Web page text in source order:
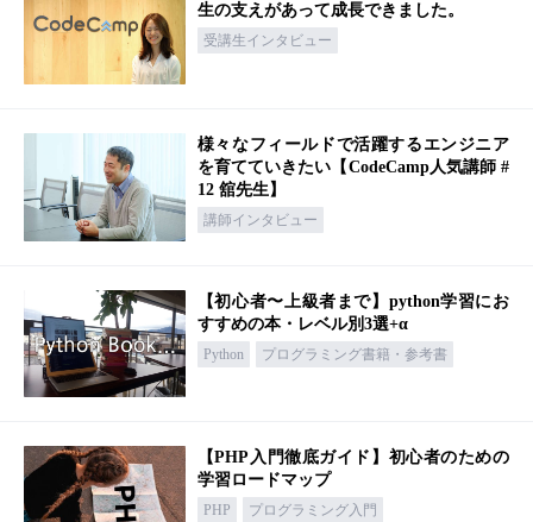
生の支えがあって成長できました。
受講生インタビュー
様々なフィールドで活躍するエンジニア
を育てていきたい【CodeCamp人気講師 #
12 舘先生】
講師インタビュー
【初心者〜上級者まで】python学習にお
すすめの本・レベル別3選+α
Python プログラミング書籍・参考書
【PHP入門徹底ガイド】初心者のための
学習ロードマップ
PHP プログラミング入門